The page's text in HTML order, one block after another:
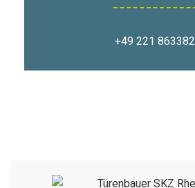
+49 221 863382